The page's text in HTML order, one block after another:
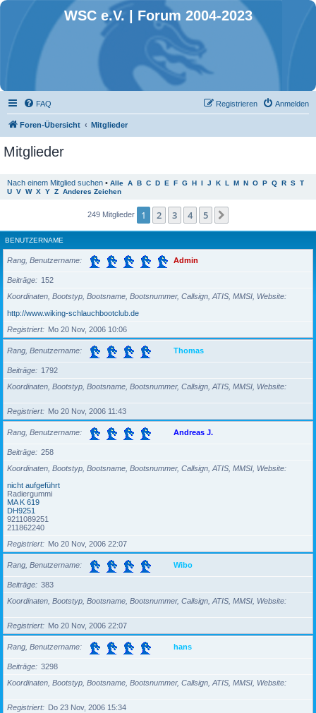
WSC e.V. | Forum 2004-2023
FAQ Anmelden
Registrieren
Foren-Übersicht Mitglieder
Mitglieder
Nach einem Mitglied suchen • Alle A B C D E F G H I J K L M N O P Q R S T
U V W X Y Z Anderes Zeichen
249 Mitglieder 1 2 3 4 5
BENUTZERNAME
Rang, Benutzername Admin
Beiträge
152
Koordinaten, Bootstyp, Bootsname, Bootsnummer, Callsign, ATIS, MMSI, Website
http://www.wiking-schlauchbootclub.de
Registriert
Mo 20 Nov, 2006 10:06
Rang, Benutzername Thomas
Beiträge
1792
Koordinaten, Bootstyp, Bootsname, Bootsnummer, Callsign, ATIS, MMSI, Website
Registriert Mo 20 Nov, 2006 11:43
Rang, Benutzername Andreas J.
Beiträge
258
Koordinaten, Bootstyp, Bootsname, Bootsnummer, Callsign, ATIS, MMSI, Website
nicht aufgeführt
Radiergummi
MA K 619
DH9251
9211089251
211862240
Registriert
Mo 20 Nov, 2006 22:07
Rang, Benutzername Wibo
Beiträge
383
Koordinaten, Bootstyp, Bootsname, Bootsnummer, Callsign, ATIS, MMSI, Website
Registriert Mo 20 Nov, 2006 22:07
Rang, Benutzername hans
Beiträge
3298
Koordinaten, Bootstyp, Bootsname, Bootsnummer, Callsign, ATIS, MMSI, Website
Registriert Do 23 Nov, 2006 15:34